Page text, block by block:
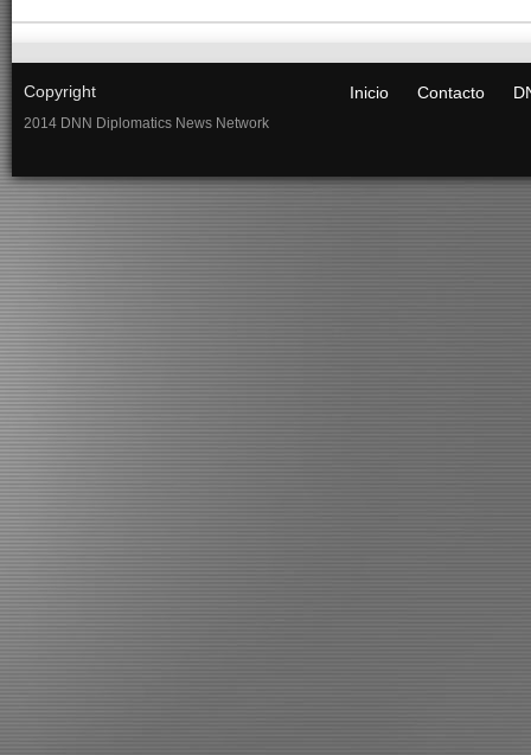
Copyright
2014 DNN Diplomatics News Network
Inicio Contacto